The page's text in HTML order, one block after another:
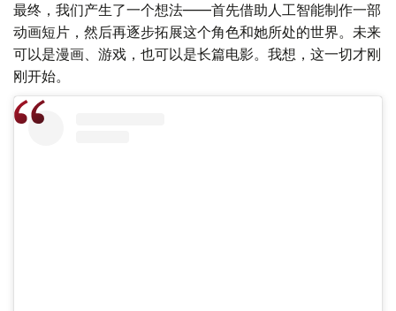
最终，我们产生了一个想法——首先借助人工智能制作一部
动画短片，然后再逐步拓展这个角色和她所处的世界。未来
可以是漫画、游戏，也可以是长篇电影。我想，这一切才刚
刚开始。